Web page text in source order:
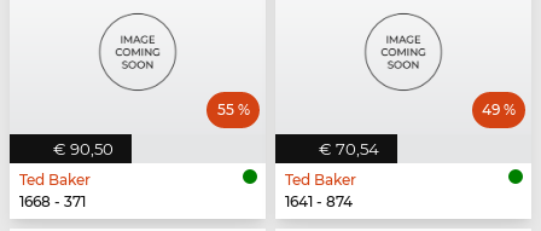
€ 90,50
55 %
Ted Baker
1668 - 371
€ 70,54
49 %
Ted Baker
1641 - 874